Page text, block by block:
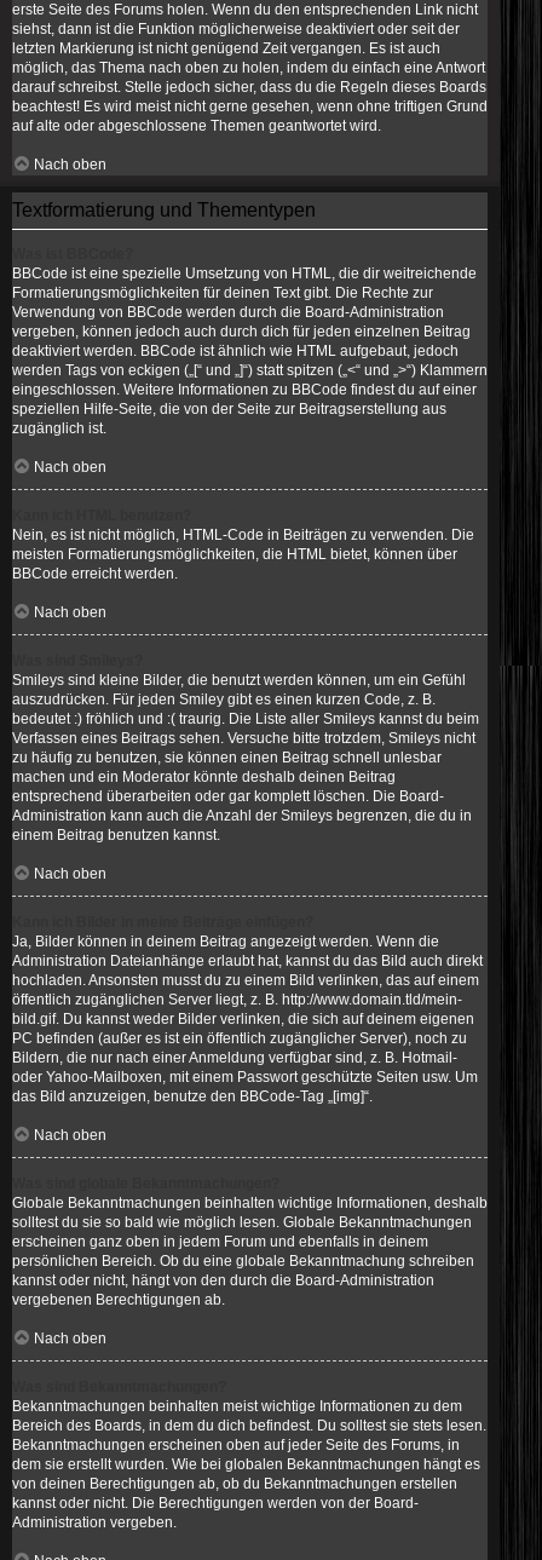
erste Seite des Forums holen. Wenn du den entsprechenden Link nicht
siehst, dann ist die Funktion möglicherweise deaktiviert oder seit der
letzten Markierung ist nicht genügend Zeit vergangen. Es ist auch
möglich, das Thema nach oben zu holen, indem du einfach eine Antwort
darauf schreibst. Stelle jedoch sicher, dass du die Regeln dieses Boards
beachtest! Es wird meist nicht gerne gesehen, wenn ohne triftigen Grund
auf alte oder abgeschlossene Themen geantwortet wird.
Nach oben
Textformatierung und Thementypen
BBCode ist eine spezielle Umsetzung von HTML, die dir weitreichende
Formatierungsmöglichkeiten für deinen Text gibt. Die Rechte zur
Verwendung von BBCode werden durch die Board-Administration
vergeben, können jedoch auch durch dich für jeden einzelnen Beitrag
deaktiviert werden. BBCode ist ähnlich wie HTML aufgebaut, jedoch
werden Tags von eckigen („[“ und „]“) statt spitzen („<“ und „>“) Klammern
eingeschlossen. Weitere Informationen zu BBCode findest du auf einer
speziellen Hilfe-Seite, die von der Seite zur Beitragserstellung aus
zugänglich ist.
Nach oben
Nein, es ist nicht möglich, HTML-Code in Beiträgen zu verwenden. Die
meisten Formatierungsmöglichkeiten, die HTML bietet, können über
BBCode erreicht werden.
Nach oben
Smileys sind kleine Bilder, die benutzt werden können, um ein Gefühl
auszudrücken. Für jeden Smiley gibt es einen kurzen Code, z. B.
bedeutet :) fröhlich und :( traurig. Die Liste aller Smileys kannst du beim
Verfassen eines Beitrags sehen. Versuche bitte trotzdem, Smileys nicht
zu häufig zu benutzen, sie können einen Beitrag schnell unlesbar
machen und ein Moderator könnte deshalb deinen Beitrag
entsprechend überarbeiten oder gar komplett löschen. Die Board-
Administration kann auch die Anzahl der Smileys begrenzen, die du in
einem Beitrag benutzen kannst.
Nach oben
Ja, Bilder können in deinem Beitrag angezeigt werden. Wenn die
Administration Dateianhänge erlaubt hat, kannst du das Bild auch direkt
hochladen. Ansonsten musst du zu einem Bild verlinken, das auf einem
öffentlich zugänglichen Server liegt, z. B. http://www.domain.tld/mein-
bild.gif. Du kannst weder Bilder verlinken, die sich auf deinem eigenen
PC befinden (außer es ist ein öffentlich zugänglicher Server), noch zu
Bildern, die nur nach einer Anmeldung verfügbar sind, z. B. Hotmail-
oder Yahoo-Mailboxen, mit einem Passwort geschützte Seiten usw. Um
das Bild anzuzeigen, benutze den BBCode-Tag „[img]“.
Nach oben
Globale Bekanntmachungen beinhalten wichtige Informationen, deshalb
solltest du sie so bald wie möglich lesen. Globale Bekanntmachungen
erscheinen ganz oben in jedem Forum und ebenfalls in deinem
persönlichen Bereich. Ob du eine globale Bekanntmachung schreiben
kannst oder nicht, hängt von den durch die Board-Administration
vergebenen Berechtigungen ab.
Nach oben
Bekanntmachungen beinhalten meist wichtige Informationen zu dem
Bereich des Boards, in dem du dich befindest. Du solltest sie stets lesen.
Bekanntmachungen erscheinen oben auf jeder Seite des Forums, in
dem sie erstellt wurden. Wie bei globalen Bekanntmachungen hängt es
von deinen Berechtigungen ab, ob du Bekanntmachungen erstellen
kannst oder nicht. Die Berechtigungen werden von der Board-
Administration vergeben.